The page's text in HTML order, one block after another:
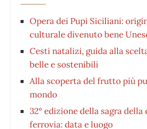
Opera dei Pupi Siciliani:
culturale divenuto bene
Cesti natalizi, guida alla
belle e sostenibili
Alla scoperta del frutto più
mondo
32° edizione della sagra
ferrovia: data e luogo